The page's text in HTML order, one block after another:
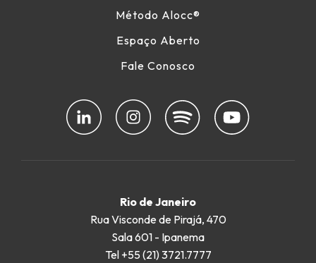
Método Alocc®
Espaço Aberto
Fale Conosco
Rio de Janeiro
Rua Visconde de Pirajá, 470
Sala 601 - Ipanema
Tel +55 (21) 3721.7777